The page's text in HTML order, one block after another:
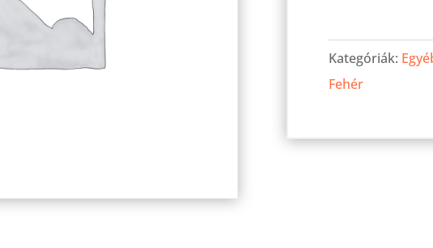
LEVEL
60W
multifunkciós
Kategóriák:
Fehér